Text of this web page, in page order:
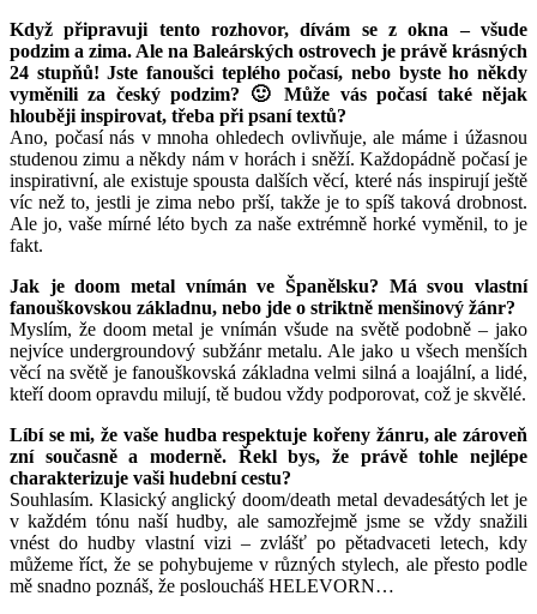
Když připravuji tento rozhovor, dívám se z okna – všude
podzim a zima. Ale na Baleárských ostrovech je právě krásných
24 stupňů! Jste fanoušci teplého počasí, nebo byste ho někdy
vyměnili za český podzim? 🙂 Může vás počasí také nějak
hlouběji inspirovat, třeba při psaní textů?
Ano, počasí nás v mnoha ohledech ovlivňuje, ale máme i úžasnou
studenou zimu a někdy nám v horách i sněží. Každopádně počasí je
inspirativní, ale existuje spousta dalších věcí, které nás inspirují ještě
víc než to, jestli je zima nebo prší, takže je to spíš taková drobnost.
Ale jo, vaše mírné léto bych za naše extrémně horké vyměnil, to je
fakt.
Jak je doom metal vnímán ve Španělsku? Má svou vlastní
fanouškovskou základnu, nebo jde o striktně menšinový žánr?
Myslím, že doom metal je vnímán všude na světě podobně – jako
nejvíce undergroundový subžánr metalu. Ale jako u všech menších
věcí na světě je fanouškovská základna velmi silná a loajální, a lidé,
kteří doom opravdu milují, tě budou vždy podporovat, což je skvělé.
Líbí se mi, že vaše hudba respektuje kořeny žánru, ale zároveň
zní současně a moderně. Řekl bys, že právě tohle nejlépe
charakterizuje vaši hudební cestu?
Souhlasím. Klasický anglický doom/death metal devadesátých let je
v každém tónu naší hudby, ale samozřejmě jsme se vždy snažili
vnést do hudby vlastní vizi – zvlášť po pětadvaceti letech, kdy
můžeme říct, že se pohybujeme v různých stylech, ale přesto podle
mě snadno poznáš, že posloucháš HELEVORN…